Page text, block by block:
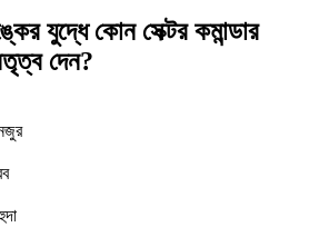
যুদ্ধে কোন সেক্টর কমান্ডার
দেন?